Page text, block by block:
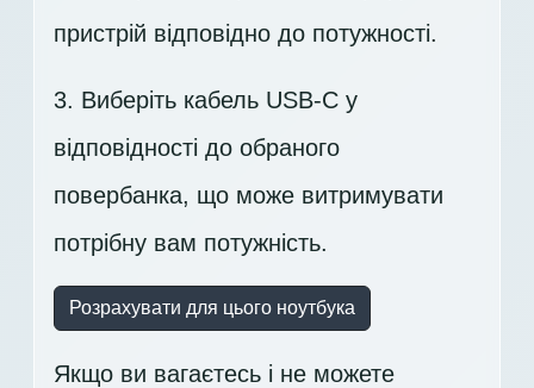
пристрій відповідно до потужності.
3. Виберіть кабель USB-C у
відповідності до обраного
повербанка, що може витримувати
потрібну вам потужність.
Розрахувати для цього ноутбука
Якщо ви вагаєтесь і не можете